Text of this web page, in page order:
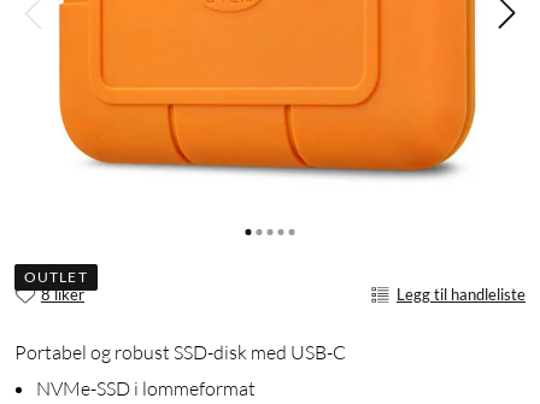
OUTLET
8 liker Legg til handleliste
Portabel og robust SSD-disk med USB-C
NVMe-SSD i lommeformat